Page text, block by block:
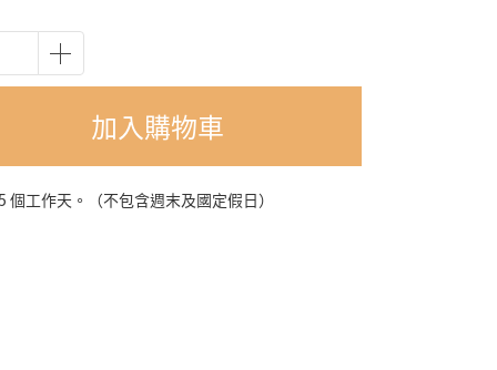
加入購物車
工作天。（不包含週末及國定假日）